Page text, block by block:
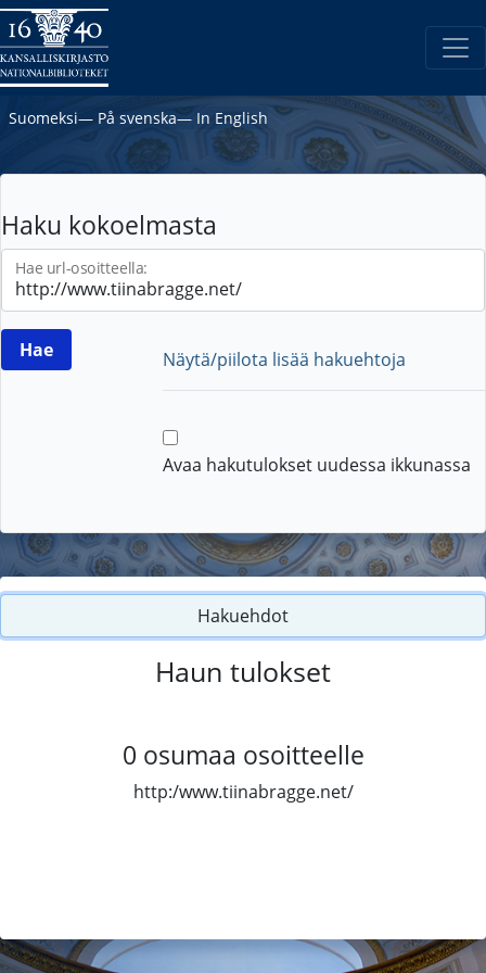
Suomeksi― På svenska― In English
Haku kokoelmasta
Hae url-osoitteella:
Näytä/piilota lisää hakuehtoja
Avaa hakutulokset uudessa ikkunassa
Hakuehdot
Haun tulokset
0 osumaa osoitteelle
http:/www.tiinabragge.net/